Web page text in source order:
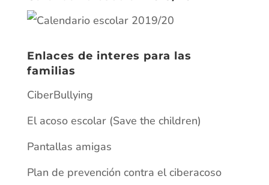
Enlaces de interes para las
familias
CiberBullying
El acoso escolar (Save the children)
Pantallas amigas
Plan de prevención contra el ciberacoso